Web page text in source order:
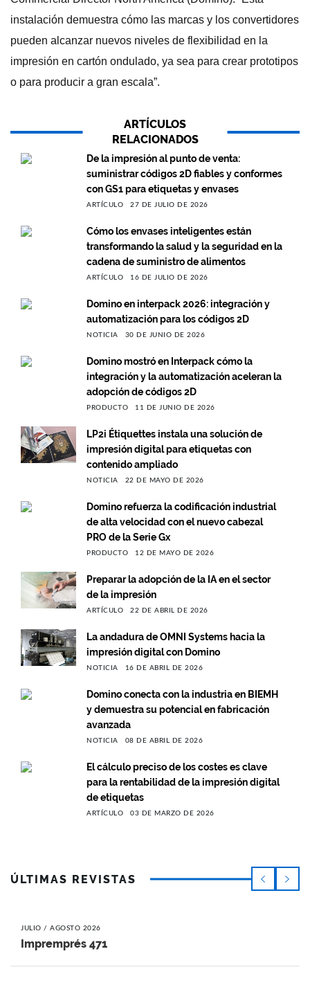
instalación demuestra cómo las marcas y los convertidores
pueden alcanzar nuevos niveles de flexibilidad en la
impresión en cartón ondulado, ya sea para crear prototipos
o para producir a gran escala”.
ARTÍCULOS
RELACIONADOS
De la impresión al punto de venta:
suministrar códigos 2D fiables y conformes
con GS1 para etiquetas y envases
ARTÍCULO 27 DE JULIO DE 2026
Cómo los envases inteligentes están
transformando la salud y la seguridad en la
cadena de suministro de alimentos
ARTÍCULO 16 DE JULIO DE 2026
Domino en interpack 2026: integración y
automatización para los códigos 2D
NOTICIA 30 DE JUNIO DE 2026
Domino mostró en Interpack cómo la
integración y la automatización aceleran la
adopción de códigos 2D
PRODUCTO 11 DE JUNIO DE 2026
LP2i Étiquettes instala una solución de
impresión digital para etiquetas con
contenido ampliado
NOTICIA 22 DE MAYO DE 2026
Domino refuerza la codificación industrial
de alta velocidad con el nuevo cabezal
PRO de la Serie Gx
PRODUCTO 12 DE MAYO DE 2026
Preparar la adopción de la IA en el sector
de la impresión
ARTÍCULO 22 DE ABRIL DE 2026
La andadura de OMNI Systems hacia la
impresión digital con Domino
NOTICIA 16 DE ABRIL DE 2026
Domino conecta con la industria en BIEMH
y demuestra su potencial en fabricación
avanzada
NOTICIA 08 DE ABRIL DE 2026
El cálculo preciso de los costes es clave
para la rentabilidad de la impresión digital
de etiquetas
ARTÍCULO 03 DE MARZO DE 2026
ÚLTIMAS REVISTAS
JULIO / AGOSTO 2026
Impremprés 471